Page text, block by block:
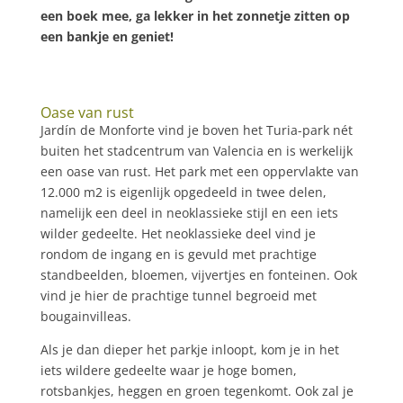
een boek mee, ga lekker in het zonnetje zitten op
een bankje en geniet!
Oase van rust
Jardín de Monforte vind je boven het Turia-park nét
buiten het stadcentrum van Valencia en is werkelijk
een oase van rust. Het park met een oppervlakte van
12.000 m2 is eigenlijk opgedeeld in twee delen,
namelijk een deel in neoklassieke stijl en een iets
wilder gedeelte. Het neoklassieke deel vind je
rondom de ingang en is gevuld met prachtige
standbeelden, bloemen, vijvertjes en fonteinen. Ook
vind je hier de prachtige tunnel begroeid met
bougainvilleas.
Als je dan dieper het parkje inloopt, kom je in het
iets wildere gedeelte waar je hoge bomen,
rotsbankjes, heggen en groen tegenkomt. Ook zal je